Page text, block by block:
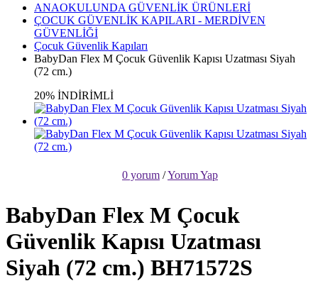
ANAOKULUNDA GÜVENLİK ÜRÜNLERİ
ÇOCUK GÜVENLİK KAPILARI - MERDİVEN
GÜVENLİĞİ
Çocuk Güvenlik Kapıları
BabyDan Flex M Çocuk Güvenlik Kapısı Uzatması Siyah
(72 cm.)
20% İNDİRİMLİ
0 yorum /Yorum Yap
BabyDan Flex M Çocuk
Güvenlik Kapısı Uzatması
Siyah (72 cm.) BH71572S